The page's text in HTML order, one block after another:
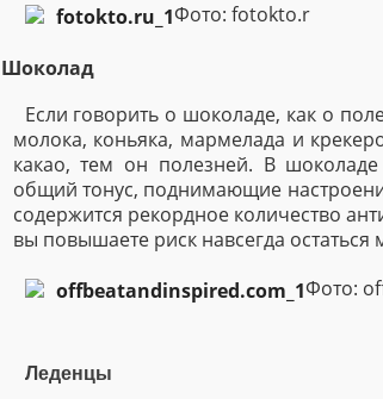
Фото: fotokto.r
Шоколад
Если говорить о шоколаде, как о
молока, коньяка, мармелада и
какао, тем он полезней. В
общий тонус, поднимающие
содержится рекордное количество
вы повышаете риск навсегда
Фото:
Леденцы